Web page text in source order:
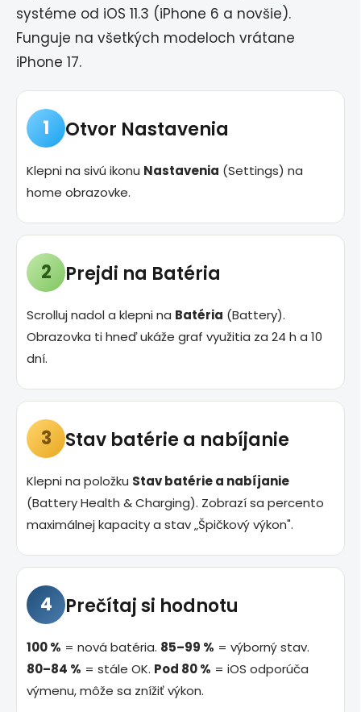
systéme od iOS 11.3 (iPhone 6 a novšie).
Funguje na všetkých modeloch vrátane
iPhone 17.
1 Otvor Nastavenia
Klepni na sivú ikonu Nastavenia (Settings) na
home obrazovke.
2 Prejdi na Batéria
Scrolluj nadol a klepni na Batéria (Battery).
Obrazovka ti hneď ukáže graf využitia za 24 h a 10
dní.
3 Stav batérie a nabíjanie
Klepni na položku Stav batérie a nabíjanie
(Battery Health & Charging). Zobrazí sa percento
maximálnej kapacity a stav „Špičkový výkon".
4 Prečítaj si hodnotu
100 % = nová batéria. 85–99 % = výborný stav.
80–84 % = stále OK. Pod 80 % = iOS odporúča
výmenu, môže sa znížiť výkon.